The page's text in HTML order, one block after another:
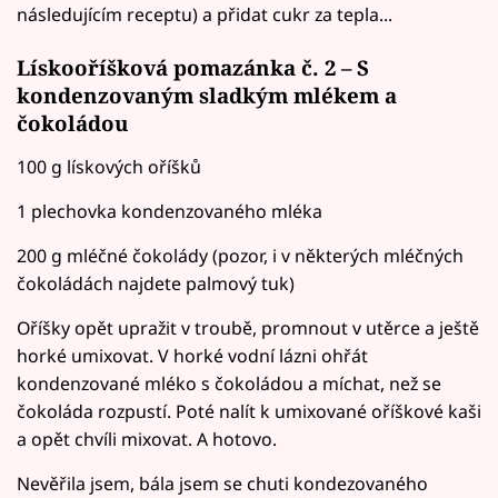
následujícím receptu) a přidat cukr za tepla...
Lískooříšková pomazánka č. 2 – S
kondenzovaným sladkým mlékem a
čokoládou
100 g lískových oříšků
1 plechovka kondenzovaného mléka
200 g mléčné čokolády (pozor, i v některých mléčných
čokoládách najdete palmový tuk)
Oříšky opět upražit v troubě, promnout v utěrce a ještě
horké umixovat. V horké vodní lázni ohřát
kondenzované mléko s čokoládou a míchat, než se
čokoláda rozpustí. Poté nalít k umixované oříškové kaši
a opět chvíli mixovat. A hotovo.
Nevěřila jsem, bála jsem se chuti kondezovaného